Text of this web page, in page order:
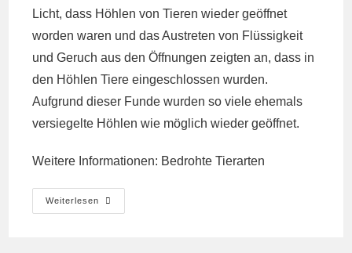
Licht, dass Höhlen von Tieren wieder geöffnet
worden waren und das Austreten von Flüssigkeit
und Geruch aus den Öffnungen zeigten an, dass in
den Höhlen Tiere eingeschlossen wurden.
Aufgrund dieser Funde wurden so viele ehemals
versiegelte Höhlen wie möglich wieder geöffnet.
Weitere Informationen: Bedrohte Tierarten
Weiterlesen
Fledermausexperten
Besuchen